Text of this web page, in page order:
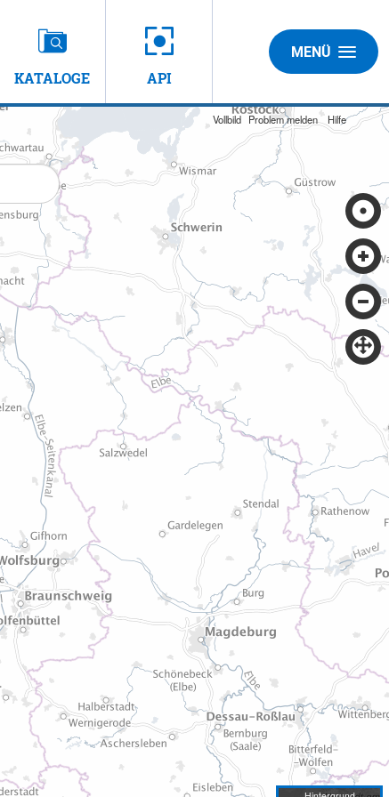
KATALOGE API
MENÜ